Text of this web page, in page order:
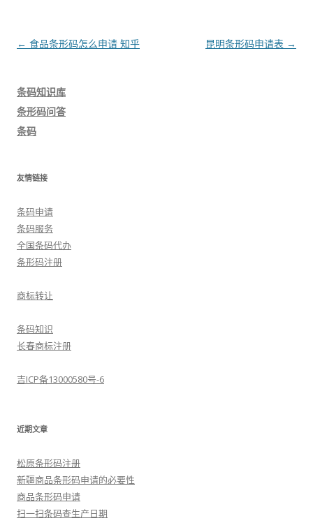
文
← 食品条形码怎么申请 知乎 昆明条形码申请表 →
条码知识库
条形码问答
条码
友情链接
条码申请
条码服务
全国条码代办
条形码注册
商标转让
条码知识
长春商标注册
吉ICP备13000580号-6
近期文章
松原条形码注册
新疆商品条形码申请的必要性
商品条形码申请
扫一扫条码查生产日期